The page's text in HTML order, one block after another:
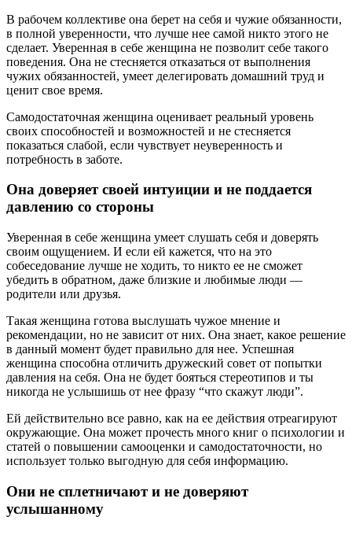
В рабочем коллективе она берет на себя и чужие обязанности,
в полной уверенности, что лучше нее самой никто этого не
сделает. Уверенная в себе женщина не позволит себе такого
поведения. Она не стесняется отказаться от выполнения
чужих обязанностей, умеет делегировать домашний труд и
ценит свое время.
Самодостаточная женщина оценивает реальный уровень
своих способностей и возможностей и не стесняется
показаться слабой, если чувствует неуверенность и
потребность в заботе.
Она доверяет своей интуиции и не поддается
давлению со стороны
Уверенная в себе женщина умеет слушать себя и доверять
своим ощущением. И если ей кажется, что на это
собеседование лучше не ходить, то никто ее не сможет
убедить в обратном, даже близкие и любимые люди —
родители или друзья.
Такая женщина готова выслушать чужое мнение и
рекомендации, но не зависит от них. Она знает, какое решение
в данный момент будет правильно для нее. Успешная
женщина способна отличить дружеский совет от попытки
давления на себя. Она не будет бояться стереотипов и ты
никогда не услышишь от нее фразу “что скажут люди”.
Ей действительно все равно, как на ее действия отреагируют
окружающие. Она может прочесть много книг о психологии и
статей о повышении самооценки и самодостаточности, но
использует только выгодную для себя информацию.
Они не сплетничают и не доверяют
услышанному